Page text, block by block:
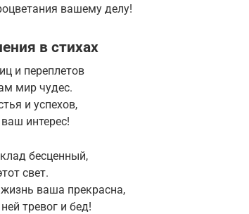
вашему делу!
в стихах
и переплетов
мир чудес.
и успехов,
интерес!
бесценный,
свет.
ваша прекрасна,
тревог и бед!